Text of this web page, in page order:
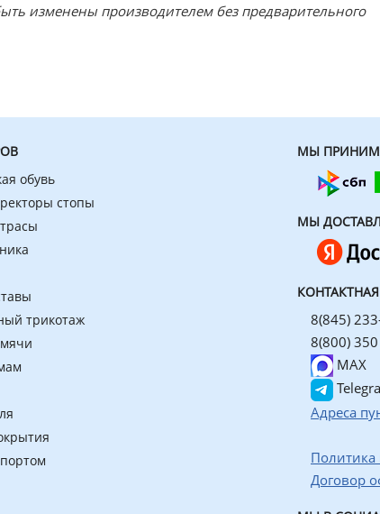
изменены производителем без предварительного
обувь
стопы
трикотаж
МЫ
МЫ
8(845)
8(800)
MAX
Адреса
Договор